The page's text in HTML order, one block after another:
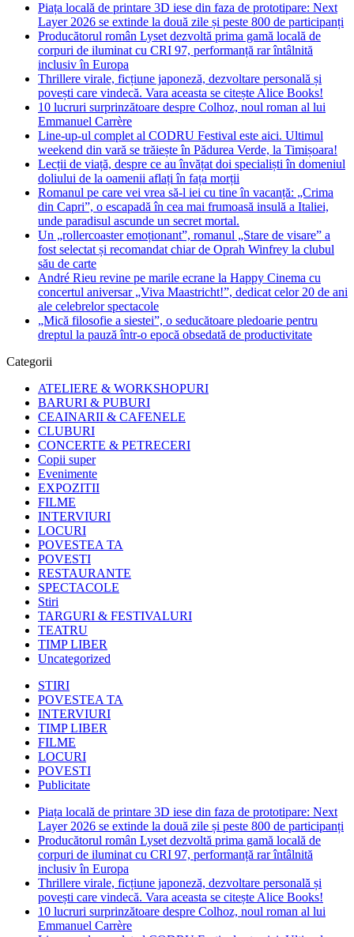
Piața locală de printare 3D iese din faza de prototipare: Next
Layer 2026 se extinde la două zile și peste 800 de participanți
Producătorul român Lyset dezvoltă prima gamă locală de
corpuri de iluminat cu CRI 97, performanță rar întâlnită
inclusiv în Europa
Thrillere virale, ficțiune japoneză, dezvoltare personală și
povești care vindecă. Vara aceasta se citește Alice Books!
10 lucruri surprinzătoare despre Colhoz, noul roman al lui
Emmanuel Carrère
Line-up-ul complet al CODRU Festival este aici. Ultimul
weekend din vară se trăiește în Pădurea Verde, la Timișoara!
Lecții de viață, despre ce au învățat doi specialiști în domeniul
doliului de la oamenii aflați în fața morții
Romanul pe care vei vrea să-l iei cu tine în vacanță: „Crima
din Capri”, o escapadă în cea mai frumoasă insulă a Italiei,
unde paradisul ascunde un secret mortal.
Un „rollercoaster emoționant”, romanul „Stare de visare” a
fost selectat și recomandat chiar de Oprah Winfrey la clubul
său de carte
André Rieu revine pe marile ecrane la Happy Cinema cu
concertul aniversar „Viva Maastricht!”, dedicat celor 20 de ani
ale celebrelor spectacole
„Mică filosofie a siestei”, o seducătoare pledoarie pentru
dreptul la pauză într-o epocă obsedată de productivitate
Categorii
ATELIERE & WORKSHOPURI
BARURI & PUBURI
CEAINARII & CAFENELE
CLUBURI
CONCERTE & PETRECERI
Copii super
Evenimente
EXPOZITII
FILME
INTERVIURI
LOCURI
POVESTEA TA
POVESTI
RESTAURANTE
SPECTACOLE
Stiri
TARGURI & FESTIVALURI
TEATRU
TIMP LIBER
Uncategorized
STIRI
POVESTEA TA
INTERVIURI
TIMP LIBER
FILME
LOCURI
POVESTI
Publicitate
Piața locală de printare 3D iese din faza de prototipare: Next
Layer 2026 se extinde la două zile și peste 800 de participanți
Producătorul român Lyset dezvoltă prima gamă locală de
corpuri de iluminat cu CRI 97, performanță rar întâlnită
inclusiv în Europa
Thrillere virale, ficțiune japoneză, dezvoltare personală și
povești care vindecă. Vara aceasta se citește Alice Books!
10 lucruri surprinzătoare despre Colhoz, noul roman al lui
Emmanuel Carrère